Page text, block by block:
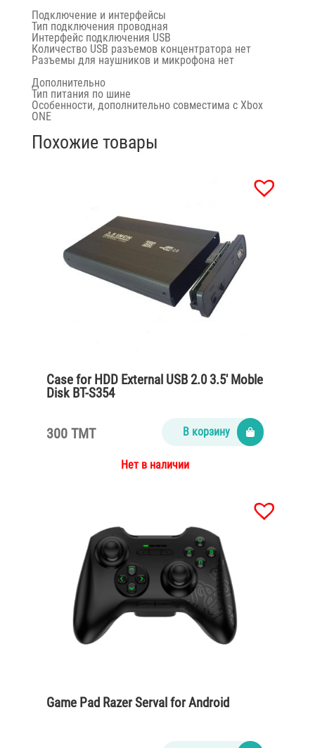
Подключение и интерфейсы
Тип подключения проводная
Интерфейс подключения USB
Количество USB разъемов концентратора нет
Разъемы для наушников и микрофона нет
Дополнительно
Тип питания по шине
Особенности, дополнительно совместима с Xbox
ONE
Похожие товары
Case for HDD External USB 2.0 3.5′ Moble
Disk BT-S354
300 TMT В корзину
Нет в наличии
Game Pad Razer Serval for Android